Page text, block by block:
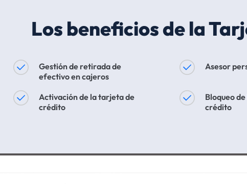
Los beneficios de la
Gestión de retirada de
efectivo en cajeros
Asesor
Activación de la tarjeta de
crédito
Bloqueo
crédito